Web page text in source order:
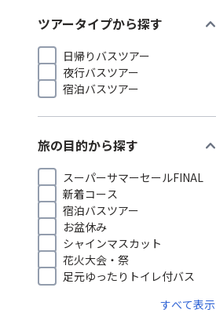
ツアータイプから探す expand_more
日帰りバスツアー
夜行バスツアー
宿泊バスツアー
旅の目的から探す expand_more
スーパーサマーセールFINAL
新着コース
宿泊バスツアー
お盆休み
シャインマスカット
花火大会・祭
足元ゆったりトイレ付バス
すべて表示